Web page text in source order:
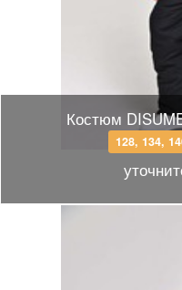
Костюм
128, 134,